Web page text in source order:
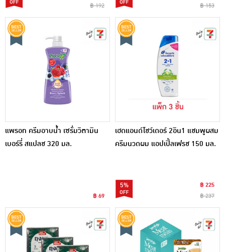
฿ 192
฿ 153
แพรอท ครีมอาบน้ำ เซรั่มวิตามิน
เบอร์รี่ สแปลช 320 มล.
฿ 69
เฮดแอนด์โชว์เดอร์ 2อิน1 แชมพูผสม
ครีมนวดผม แอปเปิ้ลเฟรช 150 มล.
5%
฿ 225
฿ 237